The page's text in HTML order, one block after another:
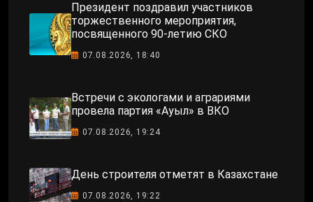
Президент поздравил участников
торжественного мероприятия,
посвященного 90-летию СКО
07.08.2026, 18:40
Встречи с экологами и аграриями
провела партия «Ауыл» в ВКО
07.08.2026, 19:24
День строителя отметят в Казахстане
07.08.2026, 19:22